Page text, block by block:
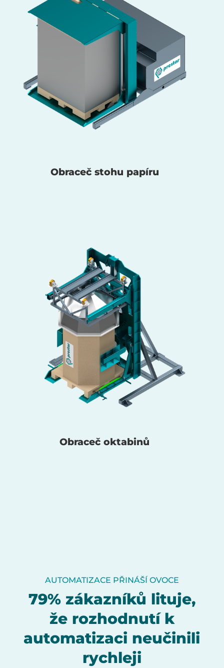
Obraceč stohu papíru
Obraceč oktabinů
AUTOMATIZACE PŘINÁŠÍ OVOCE
79% zákazníků lituje,
že rozhodnutí k
automatizaci neučinili
rychleji